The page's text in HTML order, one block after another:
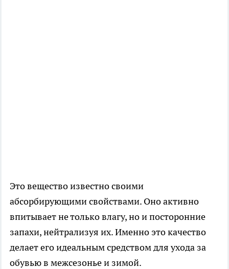
Это вещество известно своими
абсорбирующими свойствами. Оно активно
впитывает не только влагу, но и посторонние
запахи, нейтрализуя их. Именно это качество
делает его идеальным средством для ухода за
обувью в межсезонье и зимой.